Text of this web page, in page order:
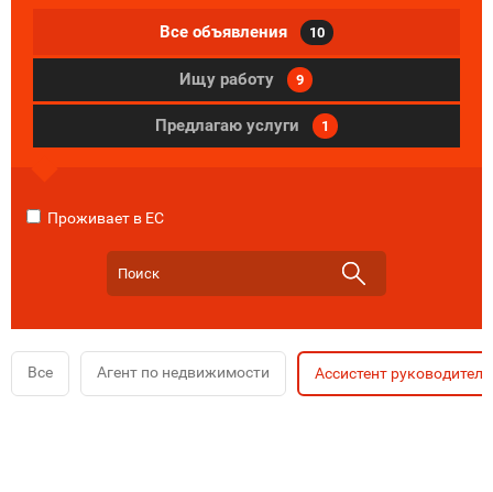
Все объявления 10
Ищу работу 9
Предлагаю услуги 1
Проживает в ЕС
Все Агент по недвижимости Ассистент руководителя